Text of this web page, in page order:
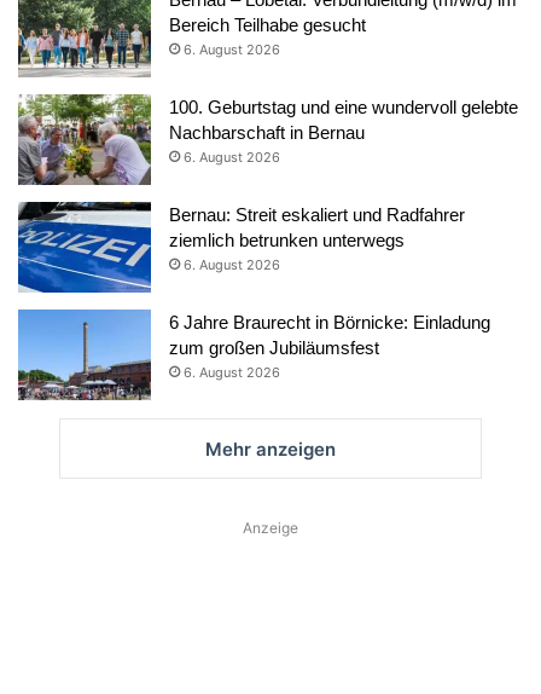
Bereich Teilhabe gesucht
6. August 2026
100. Geburtstag und eine wundervoll gelebte
Nachbarschaft in Bernau
6. August 2026
Bernau: Streit eskaliert und Radfahrer
ziemlich betrunken unterwegs
6. August 2026
6 Jahre Braurecht in Börnicke: Einladung
zum großen Jubiläumsfest
6. August 2026
Mehr anzeigen
Anzeige